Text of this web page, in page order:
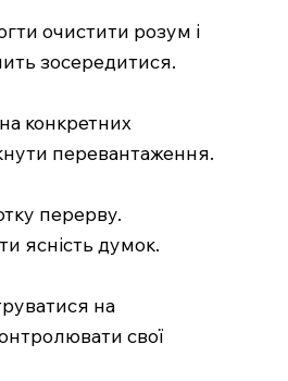
очистити розум і
зосередитися.
конкретних
перевантаження.
перерву.
ясність думок.
на
свої